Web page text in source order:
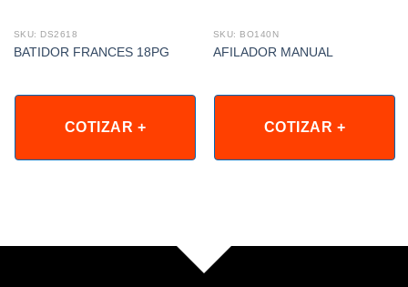
SKU: DS2618
BATIDOR FRANCES 18PG
COTIZAR +
SKU: BO140N
AFILADOR MANUAL
COTIZAR +